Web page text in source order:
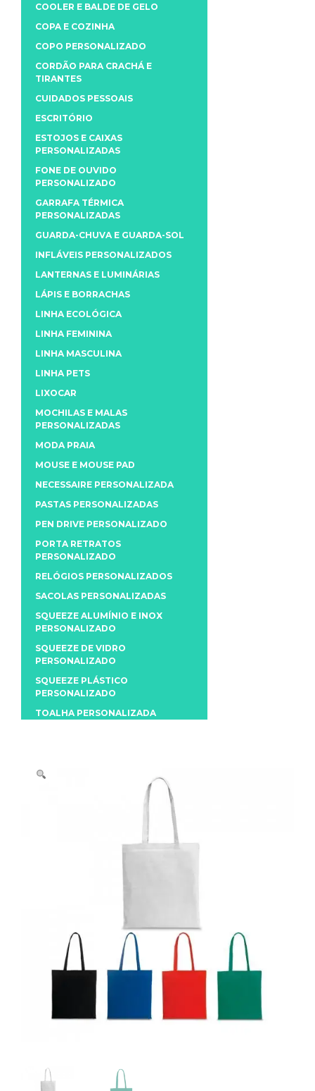
COOLER E BALDE DE GELO
COPA E COZINHA
COPO PERSONALIZADO
CORDÃO PARA CRACHÁ E
TIRANTES
CUIDADOS PESSOAIS
ESCRITÓRIO
ESTOJOS E CAIXAS
PERSONALIZADAS
FONE DE OUVIDO
PERSONALIZADO
GARRAFA TÉRMICA
PERSONALIZADAS
GUARDA-CHUVA E GUARDA-SOL
INFLÁVEIS PERSONALIZADOS
LANTERNAS E LUMINÁRIAS
LÁPIS E BORRACHAS
LINHA ECOLÓGICA
LINHA FEMININA
LINHA MASCULINA
LINHA PETS
LIXOCAR
MOCHILAS E MALAS
PERSONALIZADAS
MODA PRAIA
MOUSE E MOUSE PAD
NECESSAIRE PERSONALIZADA
PASTAS PERSONALIZADAS
PEN DRIVE PERSONALIZADO
PORTA RETRATOS
PERSONALIZADO
RELÓGIOS PERSONALIZADOS
SACOLAS PERSONALIZADAS
SQUEEZE ALUMÍNIO E INOX
PERSONALIZADO
SQUEEZE DE VIDRO
PERSONALIZADO
SQUEEZE PLÁSTICO
PERSONALIZADO
TOALHA PERSONALIZADA